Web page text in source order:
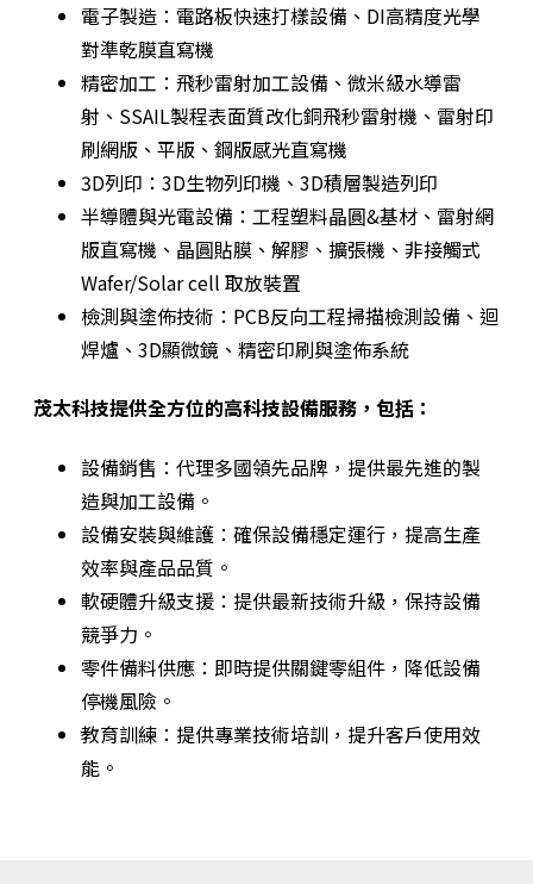
電子製造：電路板快速打樣設備、DI高精度光學
對準乾膜直寫機
精密加工：飛秒雷射加工設備、微米級水導雷
射、SSAIL製程表面質改化銅飛秒雷射機、雷射印
刷網版、平版、鋼版感光直寫機
3D列印：3D生物列印機、3D積層製造列印
半導體與光電設備：工程塑料晶圓&基材、雷射網
版直寫機、晶圓貼膜、解膠、擴張機、非接觸式
Wafer/Solar cell 取放裝置
檢測與塗佈技術：PCB反向工程掃描檢測設備、迴
焊爐、3D顯微鏡、精密印刷與塗佈系統
茂太科技提供全方位的高科技設備服務，包括：
設備銷售：代理多國領先品牌，提供最先進的製
造與加工設備。
設備安裝與維護：確保設備穩定運行，提高生產
效率與產品品質。
軟硬體升級支援：提供最新技術升級，保持設備
競爭力。
零件備料供應：即時提供關鍵零組件，降低設備
停機風險。
教育訓練：提供專業技術培訓，提升客戶使用效
能。